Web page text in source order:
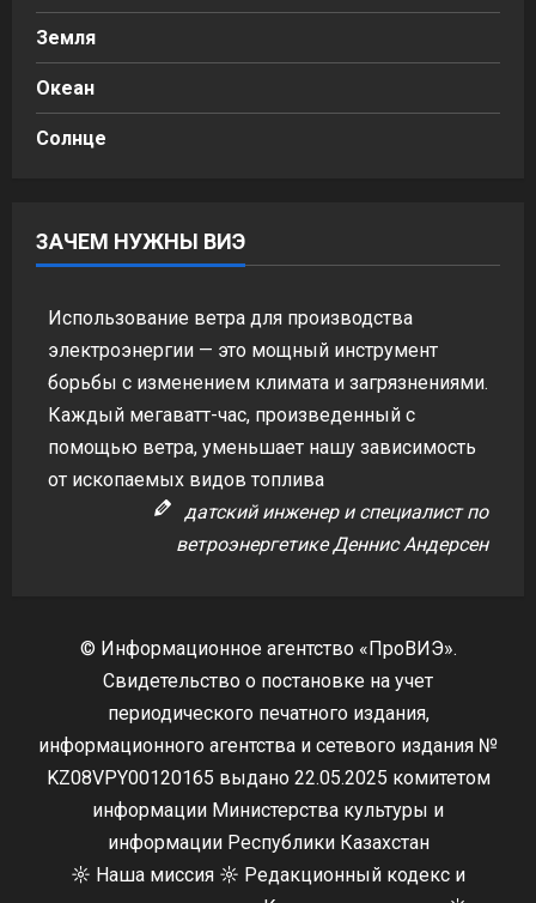
Земля
Океан
Солнце
ЗАЧЕМ НУЖНЫ ВИЭ
Использование ветра для производства
электроэнергии — это мощный инструмент
борьбы с изменением климата и загрязнениями.
Каждый мегаватт-час, произведенный с
помощью ветра, уменьшает нашу зависимость
от ископаемых видов топлива
датский инженер и специалист по
ветроэнергетике Деннис Андерсен
© Информационное агентство «ПроВИЭ».
Свидетельство о постановке на учет
периодического печатного издания,
информационного агентства и сетевого издания №
KZ08VPY00120165 выдано 22.05.2025 комитетом
информации Министерства культуры и
информации Республики Казахстан
☼ Наша миссия ☼ Редакционный кодекс и